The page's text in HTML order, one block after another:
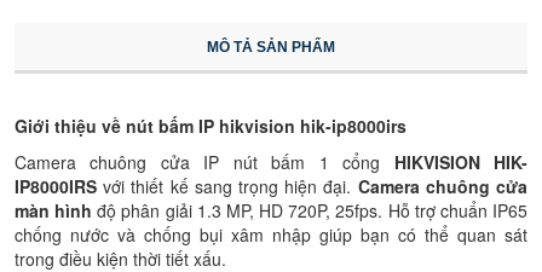
MÔ TẢ SẢN PHẨM
Giới thiệu về nút bấm IP hikvision hik-ip8000irs
Camera chuông cửa IP nút bấm 1 cổng HIKVISION HIK-
IP8000IRS với thiết kế sang trọng hiện đại. Camera chuông cửa
màn hình độ phân giải 1.3 MP, HD 720P, 25fps. Hỗ trợ chuẩn IP65
chống nước và chống bụi xâm nhập giúp bạn có thể quan sát
trong điều kiện thời tiết xấu.